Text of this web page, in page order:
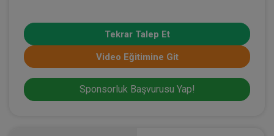
Tekrar Talep Et
Video Eğitimine Git
Sponsorluk Başvurusu Yap!